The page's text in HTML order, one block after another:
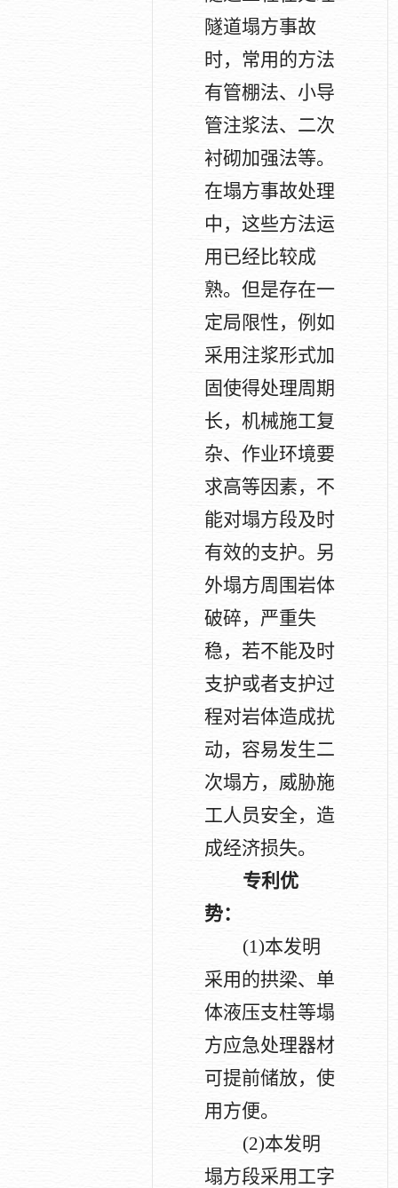
隧道塌方事故
时，常用的方法
有管棚法、小导
管注浆法、二次
衬砌加强法等。
在塌方事故处理
中，这些方法运
用已经比较成
熟。但是存在一
定局限性，例如
采用注浆形式加
固使得处理周期
长，机械施工复
杂、作业环境要
求高等因素，不
能对塌方段及时
有效的支护。另
外塌方周围岩体
破碎，严重失
稳，若不能及时
支护或者支护过
程对岩体造成扰
动，容易发生二
次塌方，威胁施
工人员安全，造
成经济损失。
专利优
势：
(1)本发明
采用的拱梁、单
体液压支柱等塌
方应急处理器材
可提前储放，使
用方便。
(2)本发明
塌方段采用工字